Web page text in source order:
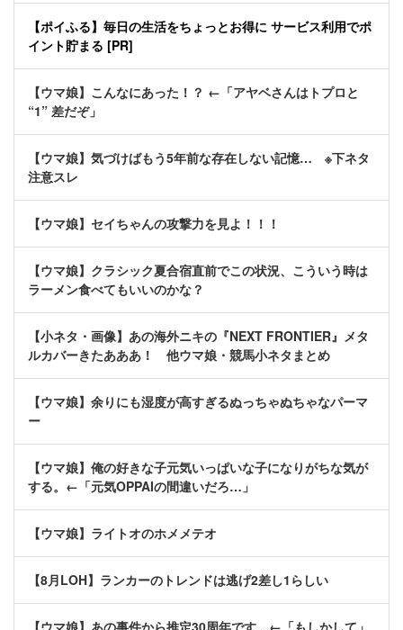
【ポイふる】毎日の生活をちょっとお得に サービス利用でポ
イント貯まる [PR]
【ウマ娘】こんなにあった！？ ←「アヤベさんはトプロと
“1” 差だぞ」
【ウマ娘】気づけばもう5年前な存在しない記憶… ※下ネタ
注意スレ
【ウマ娘】セイちゃんの攻撃力を見よ！！！
【ウマ娘】クラシック夏合宿直前でこの状況、こういう時は
ラーメン食べてもいいのかな？
【小ネタ・画像】あの海外ニキの『NEXT FRONTIER』メタ
ルカバーきたあああ！ 他ウマ娘・競馬小ネタまとめ
【ウマ娘】余りにも湿度が高すぎるぬっちゃぬちゃなパーマ
ー
【ウマ娘】俺の好きな子元気いっぱいな子になりがちな気が
する。←「元気OPPAIの間違いだろ…」
【ウマ娘】ライトオのホメメテオ
【8月LOH】ランカーのトレンドは逃げ2差し1らしい